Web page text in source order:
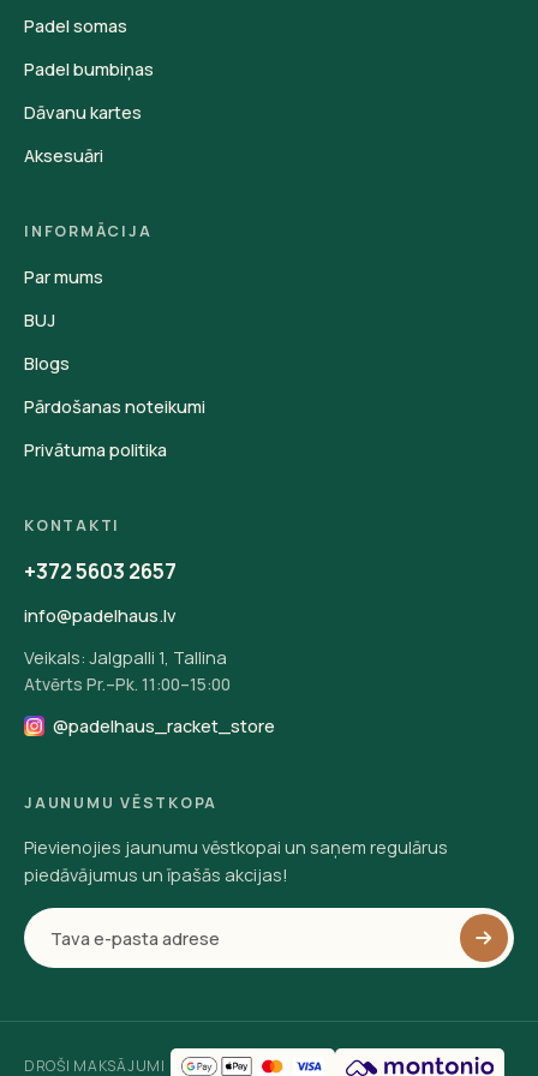
Padel somas
Padel bumbiņas
Dāvanu kartes
Aksesuāri
INFORMĀCIJA
Par mums
BUJ
Blogs
Pārdošanas noteikumi
Privātuma politika
KONTAKTI
+372 5603 2657
info@padelhaus.lv
Veikals: Jalgpalli 1, Tallina
Atvērts Pr.–Pk. 11:00–15:00
@padelhaus_racket_store
JAUNUMU VĒSTKOPA
Pievienojies jaunumu vēstkopai un saņem regulārus
piedāvājumus un īpašās akcijas!
DROŠI MAKSĀJUMI